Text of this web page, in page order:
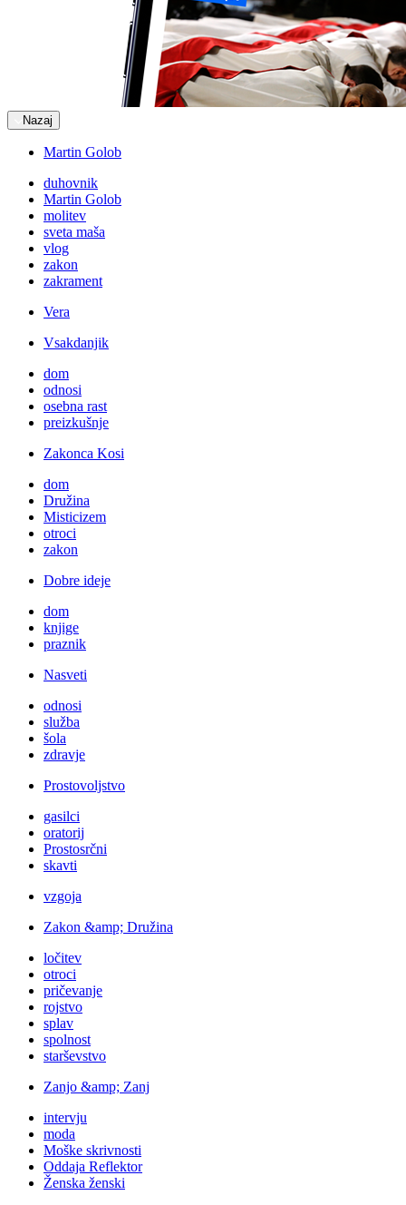
Nazaj
Martin Golob
duhovnik
Martin Golob
molitev
sveta maša
vlog
zakon
zakrament
Vera
Vsakdanjik
dom
odnosi
osebna rast
preizkušnje
Zakonca Kosi
dom
Družina
Misticizem
otroci
zakon
Dobre ideje
dom
knjige
praznik
Nasveti
odnosi
služba
šola
zdravje
Prostovoljstvo
gasilci
oratorij
Prostosrčni
skavti
vzgoja
Zakon &amp; Družina
ločitev
otroci
pričevanje
rojstvo
splav
spolnost
starševstvo
Zanjo &amp; Zanj
intervju
moda
Moške skrivnosti
Oddaja Reflektor
Ženska ženski